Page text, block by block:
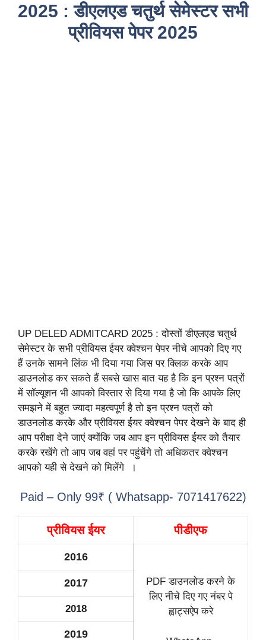
2025 : डीएलएड चतुर्थ सेमेस्टर सभी
प्रीवियस पेपर 2025
UP DELED ADMITCARD 2025 : दोस्तों डीएलएड चतुर्थ
सेमेस्टर के सभी प्रीवियस ईयर क्वेश्चन पेपर नीचे आपको दिए गए
हैं उनके सामने लिंक भी दिया गया जिस पर क्लिक करके आप
डाउनलोड कर सकते हैं सबसे खास बात यह है कि इन प्रश्न पत्रों
में सॉल्यूशन भी आपको विस्तार से दिया गया है जो कि आपके लिए
समझने में बहुत ज्यादा महत्वपूर्ण है तो इन प्रश्न पत्रों को
डाउनलोड करके और प्रीवियस ईयर क्वेश्चन पेपर देखने के बाद ही
आप परीक्षा देने जाएं क्योंकि जब आप इन प्रीवियस ईयर को तैयार
करके रखेंगे तो आप जब वहां पर पहुंचेंगे तो अधिकतर क्वेश्चन
आपको यही से देखने को मिलेंगे ।
Paid – Only 99₹ ( Whatsapp- 7071417622)
प्रीवियस ईयर पीडीएफ
2016
PDF डाउनलोड करने के
लिए नीचे दिए गए नंबर पे
ह्वाट्सऐप करे
2017
2018
2019